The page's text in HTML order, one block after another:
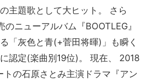
主題歌として大ヒット。 さら
のニューアルバム『BOOTLEG』
「灰色と青(+菅田将暉)」も瞬く
認定(楽曲別19位)。 現在、 2018
トの石原さとみ主演ドラマ『アン